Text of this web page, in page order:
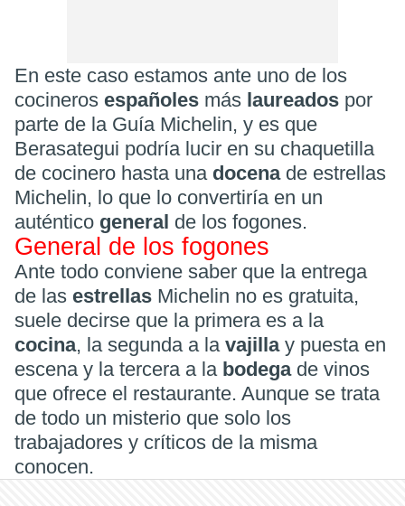
En este caso estamos ante uno de los
cocineros españoles más laureados por
parte de la Guía Michelin, y es que
Berasategui podría lucir en su chaquetilla
de cocinero hasta una docena de estrellas
Michelin, lo que lo convertiría en un
auténtico general de los fogones.
General de los fogones
Ante todo conviene saber que la entrega
de las estrellas Michelin no es gratuita,
suele decirse que la primera es a la
cocina, la segunda a la vajilla y puesta en
escena y la tercera a la bodega de vinos
que ofrece el restaurante. Aunque se trata
de todo un misterio que solo los
trabajadores y críticos de la misma
conocen.